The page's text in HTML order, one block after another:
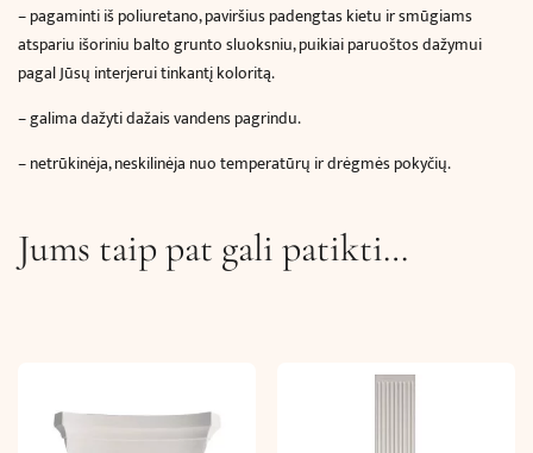
– pagaminti iš poliuretano, paviršius padengtas kietu ir smūgiams
atspariu išoriniu balto grunto sluoksniu, puikiai paruoštos dažymui
pagal Jūsų interjerui tinkantį koloritą.
– galima dažyti dažais vandens pagrindu.
– netrūkinėja, neskilinėja nuo temperatūrų ir drėgmės pokyčių.
Jums taip pat gali patikti…